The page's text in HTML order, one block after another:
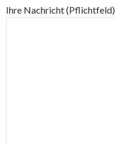
Ihre Nachricht (Pflichtfeld)